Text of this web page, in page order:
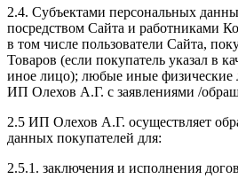
2.4. Субъектами персональных
посредством Сайта и работниками
в том числе пользователи Сайта,
Товаров (если покупатель указал в
иное лицо); любые иные
ИП Олехов А.Г. с заявлениями /
2.5 ИП Олехов А.Г. осуществляет
данных покупателей для:
2.5.1. заключения и исполнения